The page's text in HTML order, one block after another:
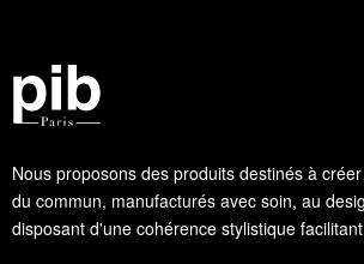
Nous proposons des produits destinés à
du commun, manufacturés avec soin, au
disposant d'une cohérence stylistique